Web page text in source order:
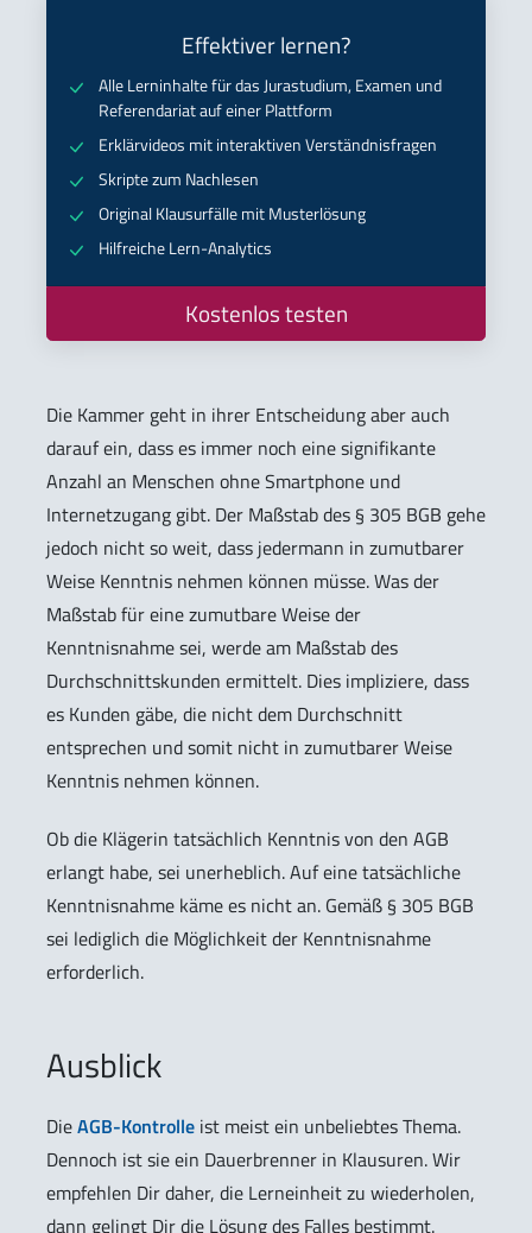
Effektiver lernen?
Alle Lerninhalte für das Jurastudium, Examen und
Referendariat auf einer Plattform
Erklärvideos mit interaktiven Verständnisfragen
Skripte zum Nachlesen
Original Klausurfälle mit Musterlösung
Hilfreiche Lern-Analytics
Kostenlos testen
Die Kammer geht in ihrer Entscheidung aber auch
darauf ein, dass es immer noch eine signifikante
Anzahl an Menschen ohne Smartphone und
Internetzugang gibt. Der Maßstab des § 305 BGB gehe
jedoch nicht so weit, dass jedermann in zumutbarer
Weise Kenntnis nehmen können müsse. Was der
Maßstab für eine zumutbare Weise der
Kenntnisnahme sei, werde am Maßstab des
Durchschnittskunden ermittelt. Dies impliziere, dass
es Kunden gäbe, die nicht dem Durchschnitt
entsprechen und somit nicht in zumutbarer Weise
Kenntnis nehmen können.
Ob die Klägerin tatsächlich Kenntnis von den AGB
erlangt habe, sei unerheblich. Auf eine tatsächliche
Kenntnisnahme käme es nicht an. Gemäß § 305 BGB
sei lediglich die Möglichkeit der Kenntnisnahme
erforderlich.
Ausblick
DieAGB-Kontrolle ist meist ein unbeliebtes Thema.
Dennoch ist sie ein Dauerbrenner in Klausuren. Wir
empfehlen Dir daher, die Lerneinheit zu wiederholen,
dann gelingt Dir die Lösung des Falles bestimmt.